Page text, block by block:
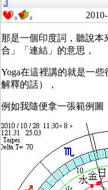
3
0 0
那是一個印度詞，聽說本
合」「連結」的意思，
Yoga在這裡講的就是一
解釋的話），
例如我隨便拿一張範例圖